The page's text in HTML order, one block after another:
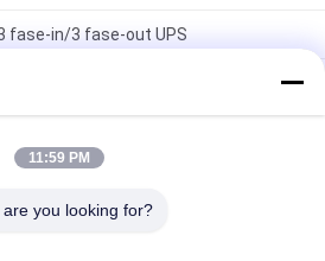
fase-in/3 fase-out UPS
voeding met Modulair Ontwerp en
voor Zware Industriële
meervoudige spanningsingang,
11:59 PM
you looking for?